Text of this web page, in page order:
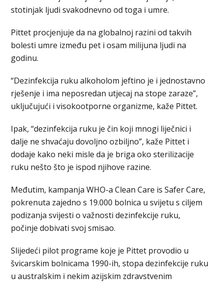
stotinjak ljudi svakodnevno od toga i umre.
Pittet procjenjuje da na globalnoj razini od takvih
bolesti umre između pet i osam milijuna ljudi na
godinu.
“Dezinfekcija ruku alkoholom jeftino je i jednostavno
rješenje i ima neposredan utjecaj na stope zaraze”,
uključujući i visokootporne organizme, kaže Pittet.
Ipak, “dezinfekcija ruku je čin koji mnogi liječnici i
dalje ne shvaćaju dovoljno ozbiljno”, kaže Pittet i
dodaje kako neki misle da je briga oko sterilizacije
ruku nešto što je ispod njihove razine.
Međutim, kampanja WHO-a Clean Care is Safer Care,
pokrenuta zajedno s 19.000 bolnica u svijetu s ciljem
podizanja svijesti o važnosti dezinfekcije ruku,
počinje dobivati svoj smisao.
Slijedeći pilot programe koje je Pittet provodio u
švicarskim bolnicama 1990-ih, stopa dezinfekcije ruku
u australskim i nekim azijskim zdravstvenim